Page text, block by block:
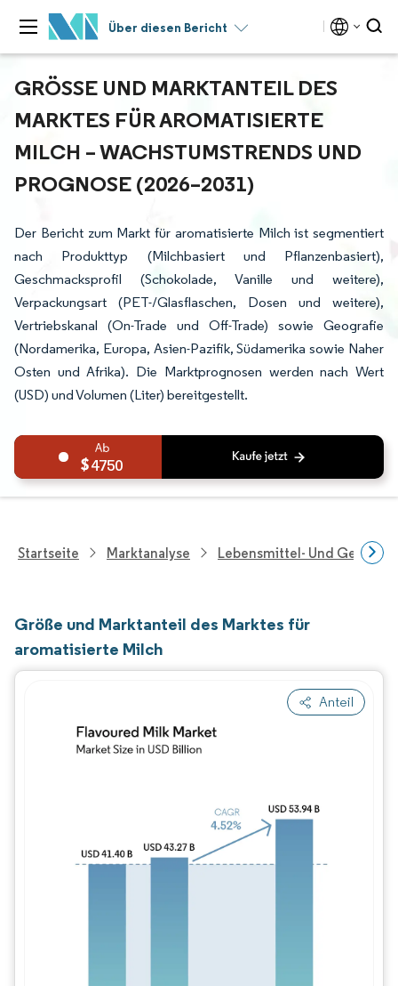
Über diesen Bericht
GRÖSSE UND MARKTANTEIL DES M
ARKTES FÜR AROMATISIERTE M
ILCH – WACHSTUMSTRENDS UND P
ROGNOSE (2026–2031)
Der Bericht zum Markt für aromatisierte Milch ist segmentiert
nach Produkttyp (Milchbasiert und Pflanzenbasiert),
Geschmacksprofil (Schokolade, Vanille und weitere),
Verpackungsart (PET-/Glasflaschen, Dosen und weitere),
Vertriebskanal (On-Trade und Off-Trade) sowie Geografie
(Nordamerika, Europa, Asien-Pazifik, Südamerika sowie Naher
Osten und Afrika). Die Marktprognosen werden nach Wert
(USD) und Volumen (Liter) bereitgestellt.
4750
Startseite Marktanalyse Lebensmittel- Und
Größe und Marktanteil des Marktes für
aromatisierte Milch
Anteil